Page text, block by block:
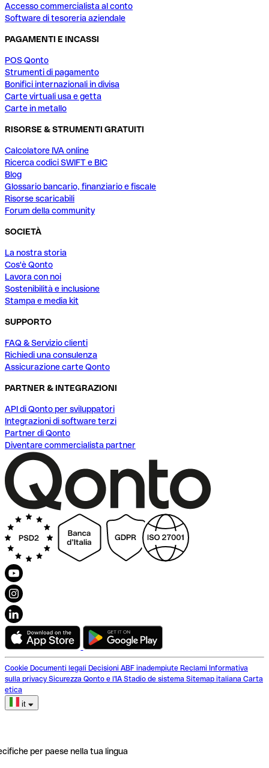
Accesso commercialista al conto
Software di tesoreria aziendale
PAGAMENTI E INCASSI
POS Qonto
Strumenti di pagamento
Bonifici internazionali in divisa
Carte virtuali usa e getta
Carte in metallo
RISORSE & STRUMENTI GRATUITI
Calcolatore IVA online
Ricerca codici SWIFT e BIC
Blog
Glossario bancario, finanziario e fiscale
Risorse scaricabili
Forum della community
SOCIETÀ
La nostra storia
Cos'è Qonto
Lavora con noi
Sostenibilità e inclusione
Stampa e media kit
SUPPORTO
FAQ & Servizio clienti
Richiedi una consulenza
Assicurazione carte Qonto
PARTNER & INTEGRAZIONI
API di Qonto per sviluppatori
Integrazioni di software terzi
Partner di Qonto
Diventare commercialista partner
Cookie Documenti legali Decisioni ABF inadempiute Reclami Informativa
sulla privacy Sicurezza Qonto e l'IA Stadio de sistema Sitemap italiana Carta
etica
it
per paese nella tua lingua